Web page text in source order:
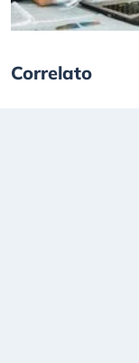
Correlato